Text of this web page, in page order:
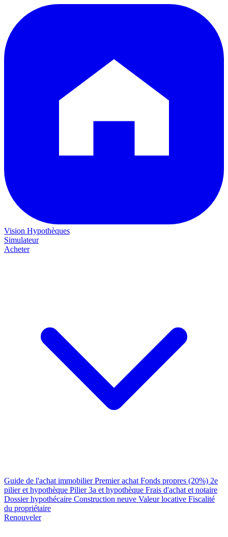
Vision Hypothèques
Simulateur
Acheter
Guide de l'achat immobilierPremier achat Fonds propres (20%) 2e
pilier et hypothèque Pilier 3a et hypothèque Frais d'achat et notaire
Dossier hypothécaire Construction neuve Valeur locative Fiscalité
du propriétaire
Renouveler